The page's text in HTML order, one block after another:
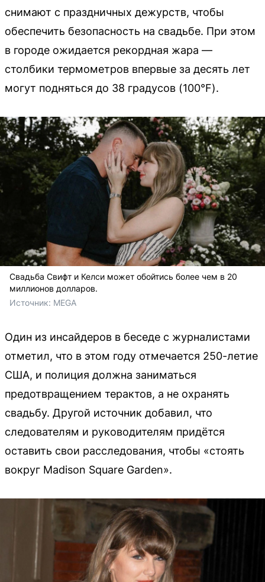
снимают с праздничных дежурств, чтобы
обеспечить безопасность на свадьбе. При этом
в городе ожидается рекордная жара —
столбики термометров впервые за десять лет
могут подняться до 38 градусов (100°F).
Свадьба Свифт и Келси может обойтись более чем в 20
миллионов долларов.
Источник: MEGA
Один из инсайдеров в беседе с журналистами
отметил, что в этом году отмечается 250-летие
США, и полиция должна заниматься
предотвращением терактов, а не охранять
свадьбу. Другой источник добавил, что
следователям и руководителям придётся
оставить свои расследования, чтобы «стоять
вокруг Madison Square Garden».